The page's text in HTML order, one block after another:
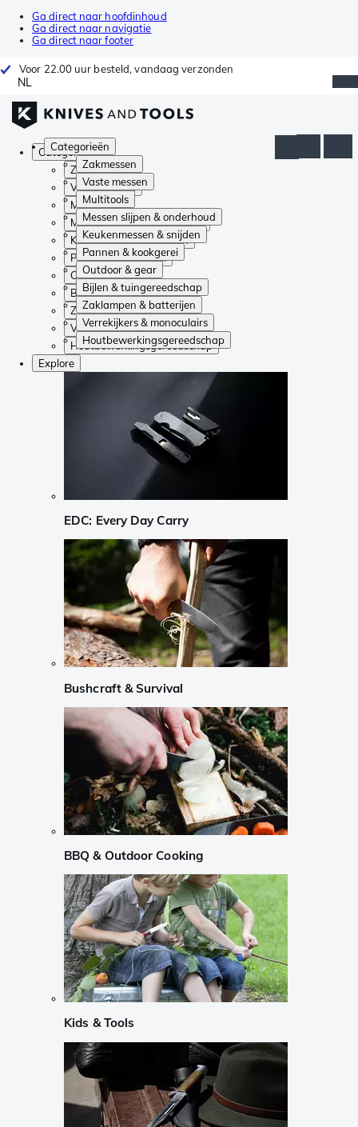
Ga direct naar hoofdinhoud
Ga direct naar navigatie
Ga direct naar footer
Voor 22.00 uur besteld, vandaag verzonden
NL
Categorieën
Zakmessen
Vaste messen
Multitools
Messen slijpen & onderhoud
Keukenmessen & snijden
Pannen & kookgerei
Outdoor & gear
Bijlen & tuingereedschap
Zaklampen & batterijen
Verrekijkers & monoculairs
Houtbewerkingsgereedschap
Categorieën
Zakmessen
Vaste messen
Multitools
Messen slijpen & onderhoud
Keukenmessen & snijden
Pannen & kookgerei
Outdoor & gear
Bijlen & tuingereedschap
Zaklampen & batterijen
Verrekijkers & monoculairs
Houtbewerkingsgereedschap
Explore
EDC: Every Day Carry
Bushcraft & Survival
BBQ & Outdoor Cooking
Kids & Tools